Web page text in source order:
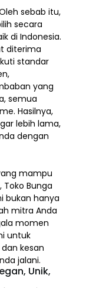
sebab itu,
secara
di Indonesia.
diterima
standar
yang
semua
Hasilnya,
lebih lama,
dengan
mampu
Bunga
bukan hanya
mitra Anda
momen
untuk
kesan
jalani.
Unik,